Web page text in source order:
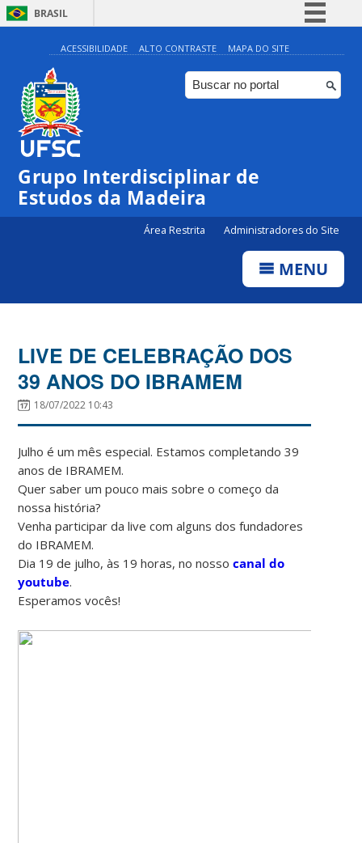
BRASIL
Simplifique!
Comunica BR
Participe
Canais
ACESSIBILIDADE ALTO CONTRASTE MAPA DO SITE
Grupo Interdisciplinar de
Estudos da Madeira
Área Restrita Administradores do Site
MENU
LIVE DE CELEBRAÇÃO DOS
39 ANOS DO IBRAMEM
18/07/2022 10:43
Julho é um mês especial. Estamos completando 39
anos de IBRAMEM.
Quer saber um pouco mais sobre o começo da
nossa história?
Venha participar da live com alguns dos fundadores
do IBRAMEM.
Dia 19 de julho, às 19 horas, no nossocanal do
youtube.
Esperamos vocês!